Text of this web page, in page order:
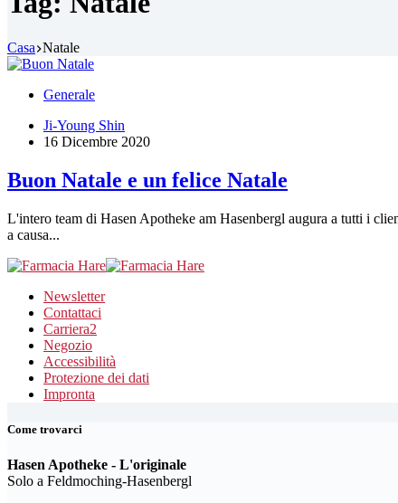
Casa Natale
Generale
Ji-Young Shin
16 Dicembre 2020
Buon Natale e un felice Natale
L'intero team di Hasen Apotheke am Hasenbergl augura a tutti i
a causa...
Newsletter
Contattaci
Carriera2
Negozio
Accessibilità
Protezione dei dati
Impronta
Come trovarci
Hasen Apotheke - L'originale
Solo a Feldmoching-Hasenbergl